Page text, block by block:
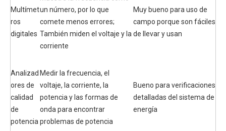
Multímet
ros
digitales
un número, por lo que
comete menos errores;
También miden el voltaje y la
corriente
Muy bueno para uso de
campo porque son fáciles
de llevar y usan
Analizad
ores de
calidad
de
potencia
Medir la frecuencia, el
voltaje, la corriente, la
potencia y las formas de
onda para encontrar
problemas de potencia
Bueno para verificaciones
detalladas del sistema de
energía